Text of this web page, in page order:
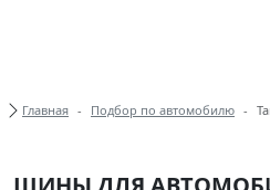
Купить
Хлебные крошки
Главная Подбор по автомобилю